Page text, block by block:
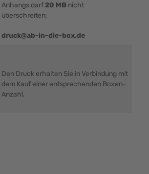
Anhangs darf20 MB nicht
überschreiten:
druck@ab-in-die-box.de
Den Druck erhalten Sie in Verbindung mit
dem Kauf einer entsprechenden Boxen-
Anzahl.